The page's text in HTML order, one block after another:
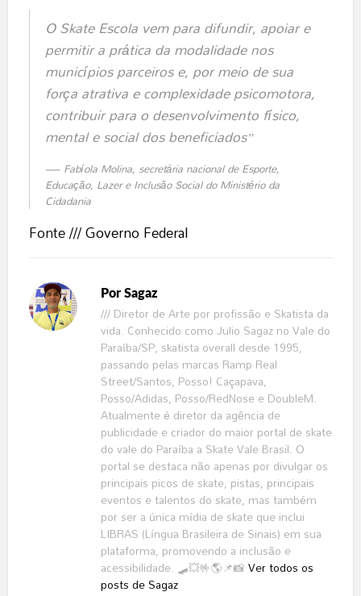
O Skate Escola vem para difundir, apoiar e
permitir a prática da modalidade nos
municípios parceiros e, por meio de sua
força atrativa e complexidade psicomotora,
contribuir para o desenvolvimento físico,
mental e social dos beneficiados”
Fabíola Molina, secretária nacional de Esporte,
Educação, Lazer e Inclusão Social do Ministério da
Cidadania
Fonte ///Governo Federal
Por Sagaz
/// Diretor de Arte por profissão e Skatista da
vida. Conhecido como Julio Sagaz no Vale do
Paraíba/SP, skatista overall desde 1995,
passando pelas marcas Ramp Real
Street/Santos, Posso! Caçapava,
Posso/Adidas, Posso/RedNose e DoubleM.
Atualmente é diretor da agência de
publicidade e criador do maior portal de skate
do vale do Paraíba a Skate Vale Brasil. O
portal se destaca não apenas por divulgar os
principais picos de skate, pistas, principais
eventos e talentos do skate, mas também
por ser a única mídia de skate que inclui
LIBRAS (Língua Brasileira de Sinais) em sua
plataforma, promovendo a inclusão e
acessibilidade. 🛹💥🤟🌎📌📸Ver todos os
posts de Sagaz